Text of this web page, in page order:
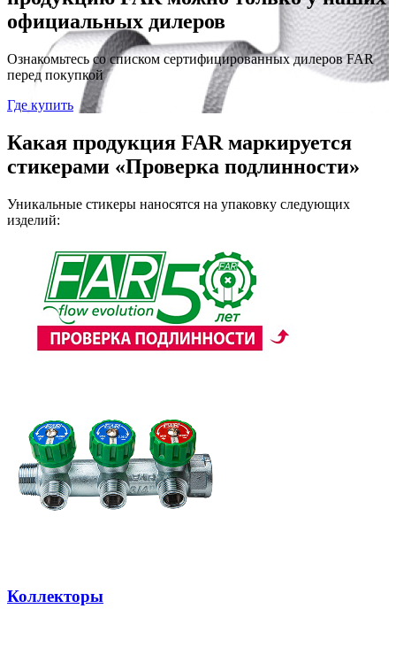
официальных дилеров
Ознакомьтесь со списком сертифицированных дилеров FAR
перед покупкой
Где купить
Какая продукция FAR маркируется
стикерами «Проверка подлинности»
Уникальные стикеры наносятся на упаковку следующих
изделий:
Коллекторы